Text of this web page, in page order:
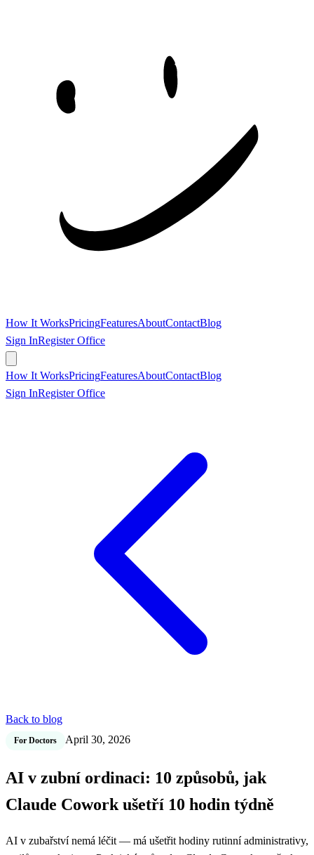
How It WorksPricingFeaturesAboutContactBlog
Sign InRegister Office
How It WorksPricingFeaturesAboutContactBlog
Sign InRegister Office
Back to blog
For Doctors April 30, 2026
AI v zubní ordinaci: 10 způsobů, jak
Claude Cowork ušetří 10 hodin týdně
AI v zubařství nemá léčit — má ušetřit hodiny rutinní administrativy,